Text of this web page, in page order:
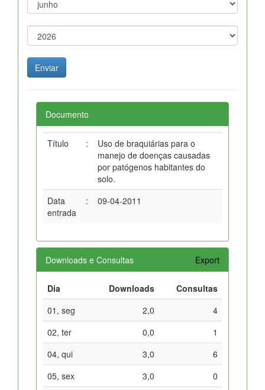
Documento
Título :
Uso de braquiárias para o
manejo de doenças causadas
por patógenos habitantes do
solo.
Data
entrada
: 09-04-2011
Downloads e Consultas Export
Dia Downloads
Consultas
01, seg
2,0
4
02, ter
0,0
1
04, qui
3,0
6
05, sex
3,0
0